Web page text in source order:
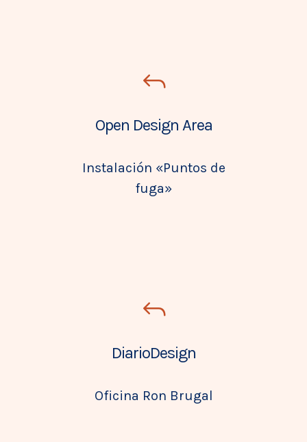
Open Design Area
Instalación «Puntos de
fuga»
DiarioDesign
Oficina Ron Brugal